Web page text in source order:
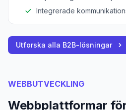
Integrerade
Utforska alla B2B-lösningar
WEBBUTVECKLING
Webbplattformar